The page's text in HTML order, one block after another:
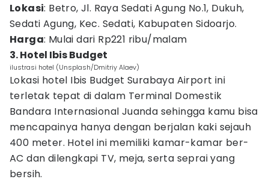
Lokasi: Betro, Jl. Raya Sedati Agung No.1, Dukuh,
Sedati Agung, Kec. Sedati, Kabupaten Sidoarjo.
Harga: Mulai dari Rp221 ribu/malam
3. Hotel Ibis Budget
ilustrasi hotel (Unsplash/Dmitriy Alaev)
Lokasi hotel Ibis Budget Surabaya Airport ini
terletak tepat di dalam Terminal Domestik
Bandara Internasional Juanda sehingga kamu bisa
mencapainya hanya dengan berjalan kaki sejauh
400 meter. Hotel ini memiliki kamar-kamar ber-
AC dan dilengkapi TV, meja, serta seprai yang
bersih.